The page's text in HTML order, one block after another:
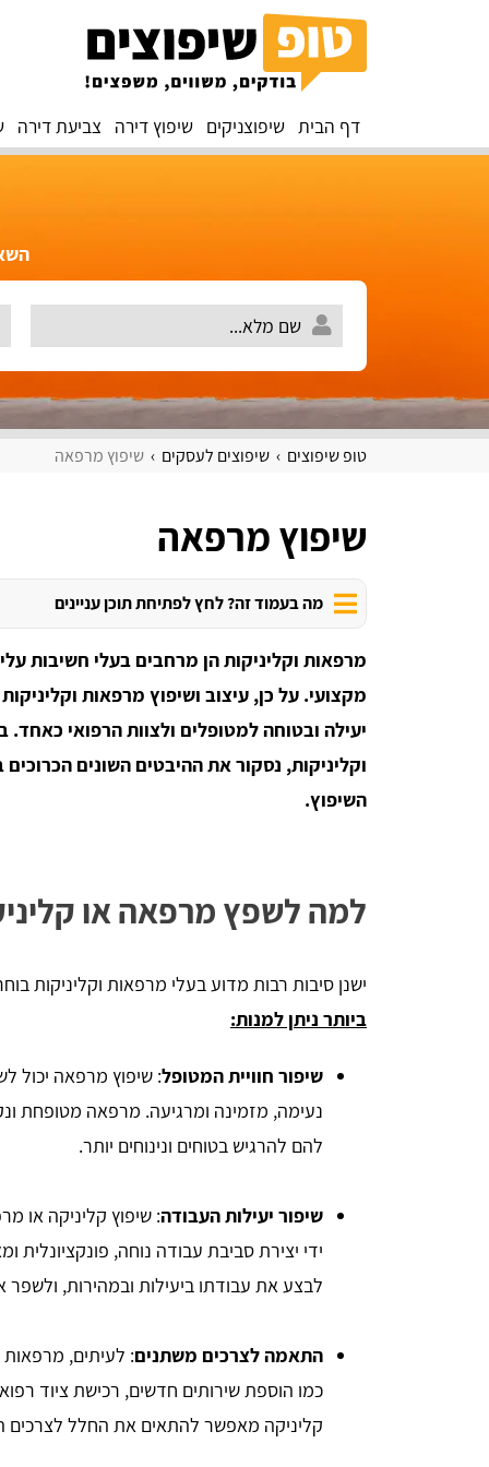
דף הבית שיפוצניקים שיפוץ דירה צביעת דירה
טופ שיפוצים שיפוצים לעסקים שיפוץ מרפאה
שיפוץ מרפאה
מה בעמוד זה? לחץ לפתיחת תוכן עניינים
מרפאות וקליניקות הן מרחבים בעלי חשיבות
מקצועי. על כן, עיצוב ושיפוץ מרפאות
יעילה ובטוחה למטופלים ולצוות הרפואי
וקליניקות, נסקור את ההיבטים השונים
השיפוץ.
למה לשפץ מרפאה או
ישנן סיבות רבות מדוע בעלי מרפאות וקליניקות
ביותר ניתן למנות:
שיפור חוויית המטופל: שיפוץ מרפאה יכול
נעימה, מזמינה ומרגיעה. מרפאה מטופחת
להם להרגיש בטוחים ונינוחים יותר.
שיפור יעילות העבודה: שיפוץ קליניקה או
ידי יצירת סביבת עבודה נוחה, פונקציונלית
לבצע את עבודתו ביעילות ובמהירות,
התאמה לצרכים משתנים: לעיתים,
כמו הוספת שירותים חדשים, רכישת ציוד
קליניקה מאפשר להתאים את החלל לצרכים